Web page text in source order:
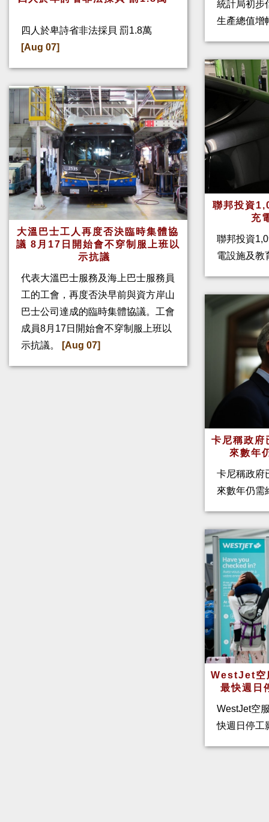
四人於卑詩省非法採貝 罰1.8萬
[Aug 07]
大溫巴士工人再度否決臨時集體協
議 8月17日開始會不穿制服上班以
示抗議
代表大溫巴士服務及海上巴士服務員
工的工會，再度否決早前與資方岸山
巴士公司達成的臨時集體協議。工會
成員8月17日開始會不穿制服上班以
示抗議。
[Aug 07]
統計局初步
生產總值增
聯邦投資
充
聯邦投資
電設施及教
卡尼稱政府
來數年
卡尼稱政府
來數年仍需
WestJet空
最快週日
WestJet空
快週日停工